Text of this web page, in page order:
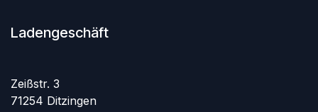
Ladengeschäft
Zeißstr. 3
71254 Ditzingen